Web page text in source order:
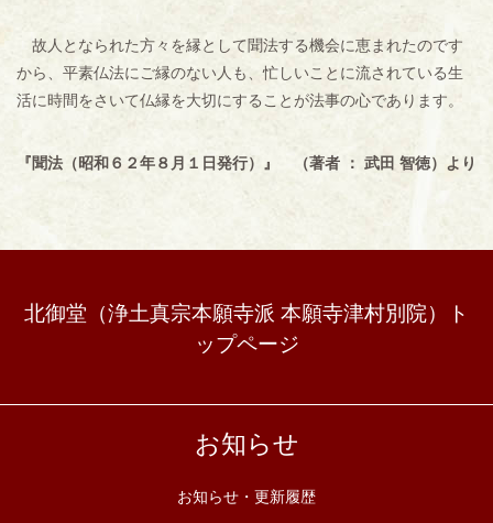
故人となられた方々を縁として聞法する機会に恵まれたのです
から、平素仏法にご縁のない人も、忙しいことに流されている生
活に時間をさいて仏縁を大切にすることが法事の心であります。
『聞法（昭和６２年８月１日発行）』 （著者 ： 武田 智徳）より
北御堂（浄土真宗本願寺派 本願寺津村別院）ト
ップページ
お知らせ
お知らせ・更新履歴